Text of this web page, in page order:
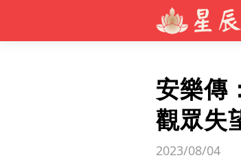
安樂傳
觀眾失
2023/08/04